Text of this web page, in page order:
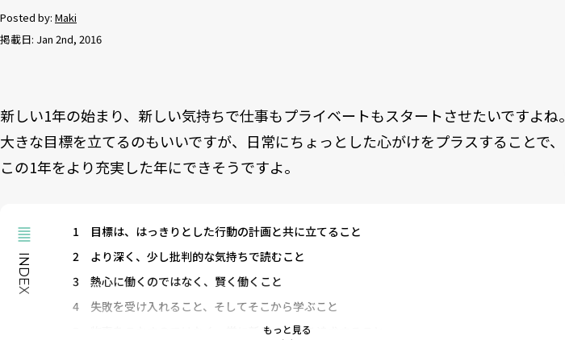
Posted by: Maki
掲載日: Jan 2nd, 2016
新しい1年の始まり、新しい気持ちで仕事もプライベートもスタートさせたいですよね。
大きな目標を立てるのもいいですが、日常にちょっとした心がけをプラスすることで、
この1年をより充実した年にできそうですよ。
もっと見る
INDEX
1
目標は、はっきりとした行動の計画と共に立てること
2
より深く、少し批判的な気持ちで読むこと
3
熱心に働くのではなく、賢く働くこと
4
失敗を受け入れること、そしてそこから学ぶこと
物事をこなすのではなく、常に新しいことを追求すること